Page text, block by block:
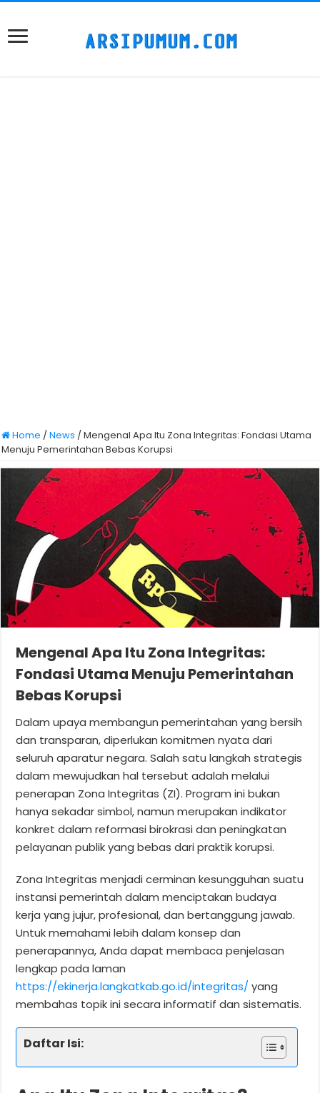
Home /News /Mengenal Apa Itu Zona Integritas: Fondasi Utama
Menuju Pemerintahan Bebas Korupsi
Mengenal Apa Itu Zona Integritas:
Fondasi Utama Menuju Pemerintahan
Bebas Korupsi
Dalam upaya membangun pemerintahan yang bersih
dan transparan, diperlukan komitmen nyata dari
seluruh aparatur negara. Salah satu langkah strategis
dalam mewujudkan hal tersebut adalah melalui
penerapan Zona Integritas (ZI). Program ini bukan
hanya sekadar simbol, namun merupakan indikator
konkret dalam reformasi birokrasi dan peningkatan
pelayanan publik yang bebas dari praktik korupsi.
Zona Integritas menjadi cerminan kesungguhan suatu
instansi pemerintah dalam menciptakan budaya
kerja yang jujur, profesional, dan bertanggung jawab.
Untuk memahami lebih dalam konsep dan
penerapannya, Anda dapat membaca penjelasan
lengkap pada laman
https://ekinerja.langkatkab.go.id/integritas/yang
membahas topik ini secara informatif dan sistematis.
Daftar Isi: